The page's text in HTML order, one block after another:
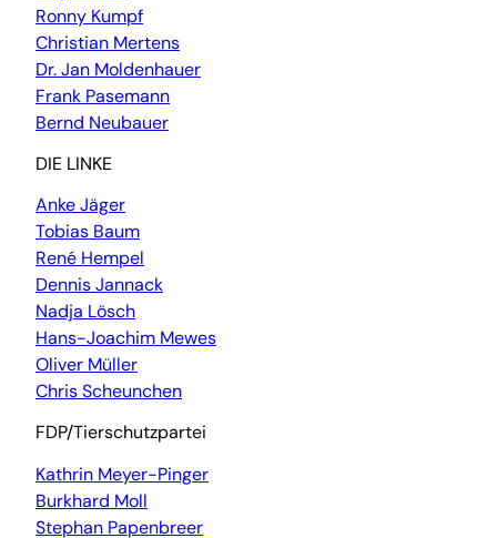
Ronny Kumpf
Christian Mertens
Dr. Jan Moldenhauer
Frank Pasemann
Bernd Neubauer
DIE LINKE
Anke Jäger
Tobias Baum
René Hempel
Dennis Jannack
Nadja Lösch
Hans-Joachim Mewes
Oliver Müller
Chris Scheunchen
FDP/Tierschutzpartei
Kathrin Meyer-Pinger
Burkhard Moll
Stephan Papenbreer